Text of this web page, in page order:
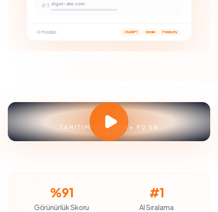
#3 diger-site.com
AI Motorları: ChatGPT Gemini Perplexity
TANITIM VIDEOSU • 90 SN
%91
Görünürlük Skoru
#1
AI Sıralama